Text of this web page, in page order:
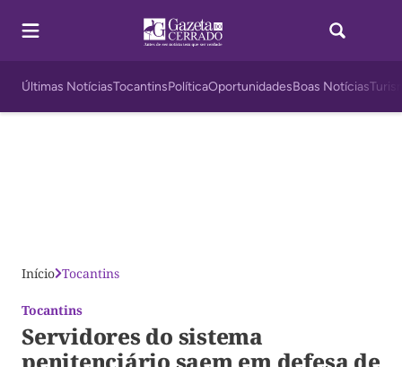
Últimas NotíciasTocantinsPolíticaOportunidadesBoas Notícias
Início Tocantins
Tocantins
Servidores do sistema